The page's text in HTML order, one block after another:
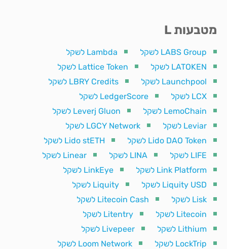
מטבעות L
LABS Group לשקל
Lambda לשקל
LATOKEN לשקל
Lattice Token לשקל
Launchpool לשקל
LBRY Credits לשקל
LCX לשקל
LedgerScore לשקל
LemoChain לשקל
Leverj Gluon לשקל
Leviar לשקל
LGCY Network לשקל
Lido DAO Token לשקל
Lido stETH לשקל
LIFE לשקל
LINA לשקל
Linear לשקל
Link Platform לשקל
LinkEye לשקל
Liquity USD לשקל
Liquity לשקל
Lisk לשקל
Litecoin Cash לשקל
Litecoin לשקל
Litentry לשקל
Lithium לשקל
Livepeer לשקל
LockTrip לשקל
Loom Network לשקל